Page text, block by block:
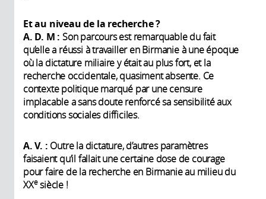
Et au niveau de la recherche?
A. D. M : Son parcours est remarquable du fait
qu’elle a réussi à travailler en Birmanie à une époque
où la dictature miliaire y était au plus fort, et la
recherche occidentale, quasiment absente. Ce
contexte politique marqué par une censure
implacable a sans doute renforcé sa sensibilité aux
conditions sociales difficiles.
A. V. : Outre la dictature, d’autres paramètres
faisaient qu’il fallait une certaine dose de courage
pour faire de la recherche en Birmanie au milieu du
XXesiècle !